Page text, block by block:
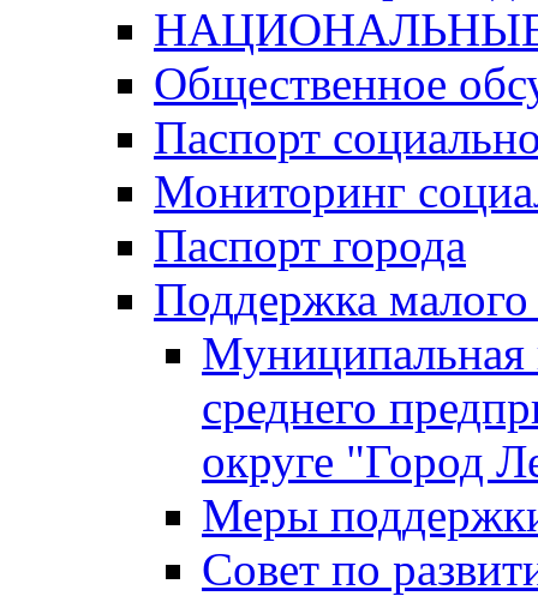
Общественное
Паспорт
Мониторинг
Паспорт города
Поддержка малого
Муниципальная
среднего
округе "Город
Меры
Совет по